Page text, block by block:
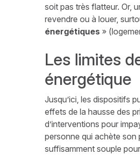
soit pas très flatteur. Or,
revendre ou à louer,
énergétiques »
Les limites
énergétique
Jusqu’ici, les dispositifs
effets de la hausse des
d’interventions pour
personne qui achète son
suffisamment souple